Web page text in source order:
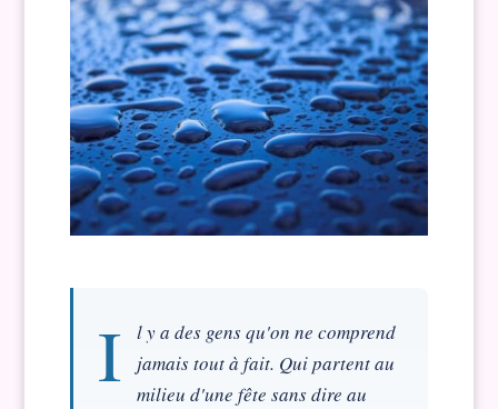
I
l y a des gens qu'on ne comprend
jamais tout à fait. Qui partent au
milieu d'une fête sans dire au